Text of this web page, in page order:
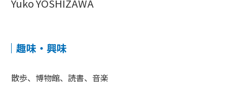
Yuko YOSHIZAWA
趣味・興味
散歩、博物館、読書、音楽